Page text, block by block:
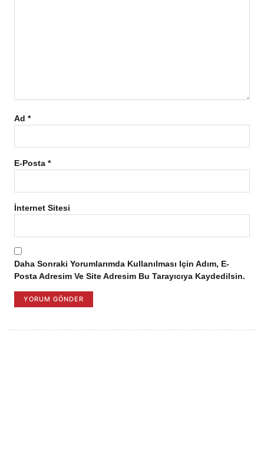
Ad *
E-Posta *
İnternet Sitesi
Daha Sonraki Yorumlarımda Kullanılması Için Adım, E-
Posta Adresim Ve Site Adresim Bu Tarayıcıya Kaydedilsin.